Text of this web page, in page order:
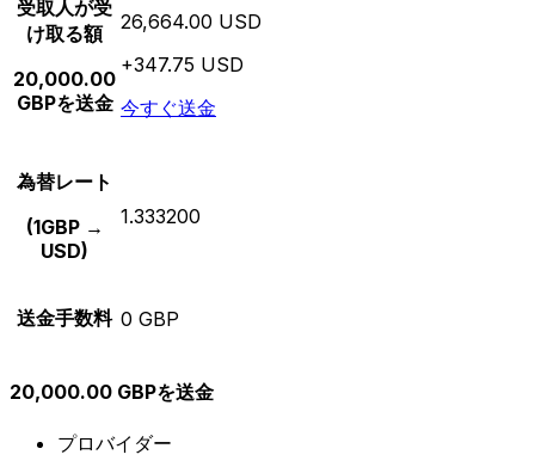
受取人が受
け取る額
20,000.00
GBPを送金
26,664.00 USD
+347.75 USD
今すぐ送金
為替レート
(1GBP →
USD)
1.333200
送金手数料 0 GBP
20,000.00 GBPを送金
プロバイダー